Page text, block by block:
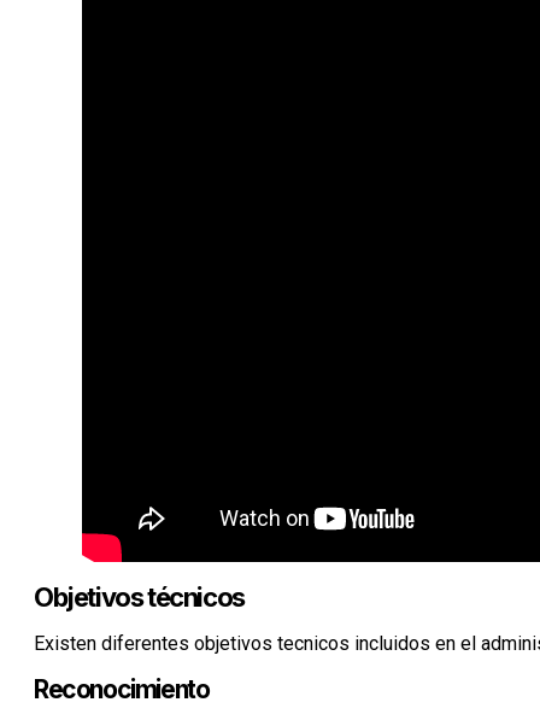
Objetivos técnicos
Existen diferentes objetivos tecnicos incluidos en el
Reconocimiento